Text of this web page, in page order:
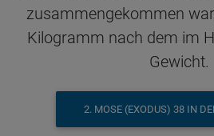
zusammengekommen
Kilogramm nach dem im
Gewicht.
2. MOSE (EXODUS) 38 IN